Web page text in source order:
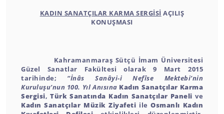
KADIN SANATÇILAR KARMA SERGİSİ AÇILIŞ
KONUŞMASI
Kahramanmaraş Sütçü İmam Üniversitesi
Güzel Sanatlar Fakültesi olarak 9 Mart 2015
tarihinde; “İnâs Sanâyi-i Nefîse Mektebi’nin
Kuruluşu’nun 100. Yıl Anısına Kadın Sanatçılar Karma
Sergisi,Türk Sanatında Kadın Sanatçılar Paneli ve
Kadın Sanatçılar Müzik Ziyafeti ileOsmanlı Kadın